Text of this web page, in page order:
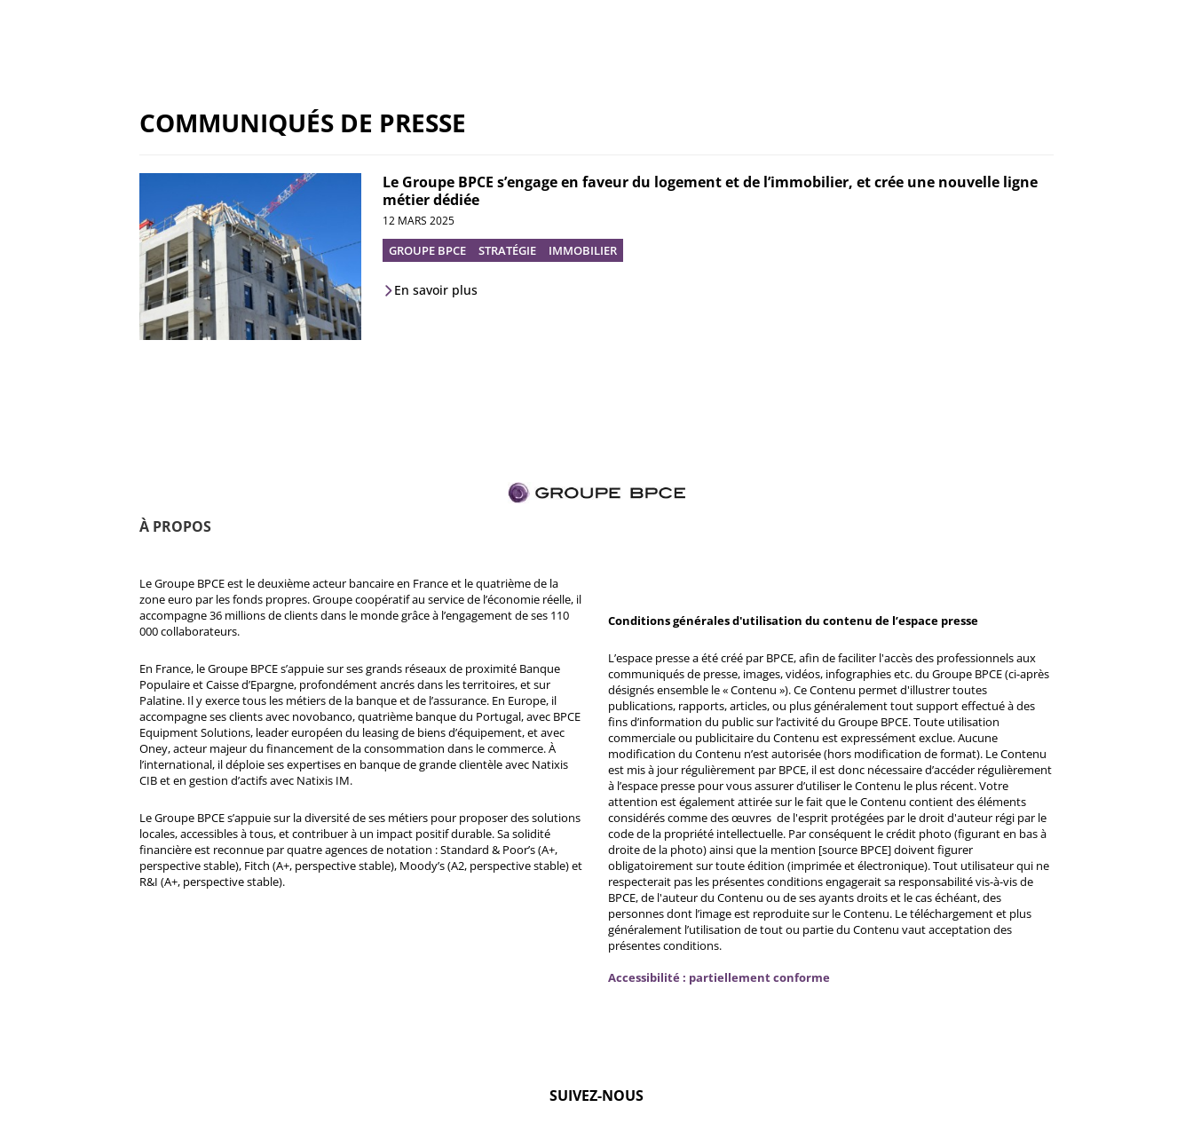
COMMUNIQUÉS DE PRESSE
Le Groupe BPCE s’engage en faveur du logement et de l’immobilier, et crée une nouvelle ligne
métier dédiée
12 MARS 2025
GROUPE BPCE STRATÉGIE IMMOBILIER
En savoir plus
À PROPOS
Le Groupe BPCE est le deuxième acteur bancaire en France et le quatrième de la
zone euro par les fonds propres. Groupe coopératif au service de l’économie réelle, il
accompagne 36 millions de clients dans le monde grâce à l’engagement de ses 110
000 collaborateurs.
En France, le Groupe BPCE s’appuie sur ses grands réseaux de proximité Banque
Populaire et Caisse d’Epargne, profondément ancrés dans les territoires, et sur
Palatine. Il y exerce tous les métiers de la banque et de l’assurance. En Europe, il
accompagne ses clients avec novobanco, quatrième banque du Portugal, avec BPCE
Equipment Solutions, leader européen du leasing de biens d’équipement, et avec
Oney, acteur majeur du financement de la consommation dans le commerce. À
l’international, il déploie ses expertises en banque de grande clientèle avec Natixis
CIB et en gestion d’actifs avec Natixis IM.
Le Groupe BPCE s’appuie sur la diversité de ses métiers pour proposer des solutions
locales, accessibles à tous, et contribuer à un impact positif durable. Sa solidité
financière est reconnue par quatre agences de notation : Standard & Poor’s (A+,
perspective stable), Fitch (A+, perspective stable), Moody’s (A2, perspective stable) et
R&I (A+, perspective stable).
Conditions générales d'utilisation du contenu de l’espace presse
L’espace presse a été créé par BPCE, afin de faciliter l'accès des professionnels aux
communiqués de presse, images, vidéos, infographies etc. du Groupe BPCE (ci-après
désignés ensemble le « Contenu »). Ce Contenu permet d'illustrer toutes
publications, rapports, articles, ou plus généralement tout support effectué à des
fins d’information du public sur l’activité du Groupe BPCE. Toute utilisation
commerciale ou publicitaire du Contenu est expressément exclue. Aucune
modification du Contenu n’est autorisée (hors modification de format). Le Contenu
est mis à jour régulièrement par BPCE, il est donc nécessaire d’accéder régulièrement
à l’espace presse pour vous assurer d’utiliser le Contenu le plus récent. Votre
attention est également attirée sur le fait que le Contenu contient des éléments
considérés comme des œuvres de l'esprit protégées par le droit d'auteur régi par le
code de la propriété intellectuelle. Par conséquent le crédit photo (figurant en bas à
droite de la photo) ainsi que la mention [source BPCE] doivent figurer
obligatoirement sur toute édition (imprimée et électronique). Tout utilisateur qui ne
respecterait pas les présentes conditions engagerait sa responsabilité vis-à-vis de
BPCE, de l'auteur du Contenu ou de ses ayants droits et le cas échéant, des
personnes dont l’image est reproduite sur le Contenu. Le téléchargement et plus
généralement l’utilisation de tout ou partie du Contenu vaut acceptation des
présentes conditions.
Accessibilité : partiellement conforme
SUIVEZ-NOUS